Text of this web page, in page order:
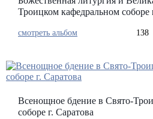
Троицком кафедральном соборе
смотреть альбом 138
Всенощное бдение в Свято-
соборе г. Саратова